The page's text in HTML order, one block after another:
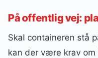
På offentlig vej:
Skal containeren stå
kan der være krav